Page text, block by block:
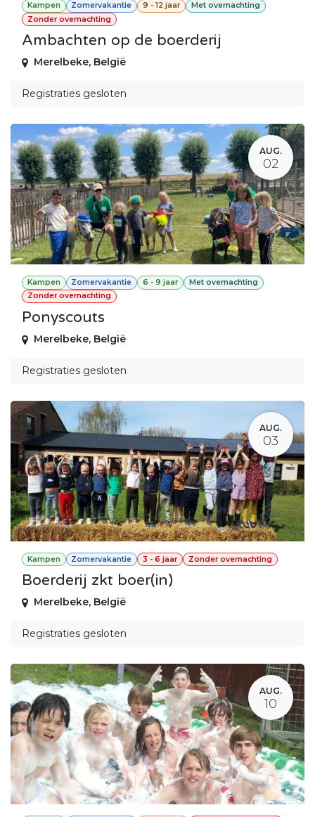
Kampen Zomervakantie 9 - 12 jaar
Met overnachting
Zonder overnachting
Ambachten op de boerderij
Merelbeke, België
Registraties gesloten
AUG.
02
Kampen Zomervakantie 6 - 9 jaar
Met overnachting
Zonder overnachting
Ponyscouts
Merelbeke, België
Registraties gesloten
AUG.
03
Kampen Zomervakantie 3 - 6 jaar Zonder overnachting
Boerderij zkt boer(in)
Merelbeke, België
Registraties gesloten
AUG.
10